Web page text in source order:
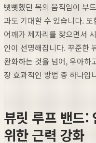
뻣뻣했던 목의 움직임이 부
과도 기대할 수 있습니다.
어깨가 제자리를 찾으면서
인이 선명해집니다. 꾸준한
완화하는 것을 넘어, 우아하
장 효과적인 방법 중 하나입
뷰릿 루프 밴드:
위한 근력 강화